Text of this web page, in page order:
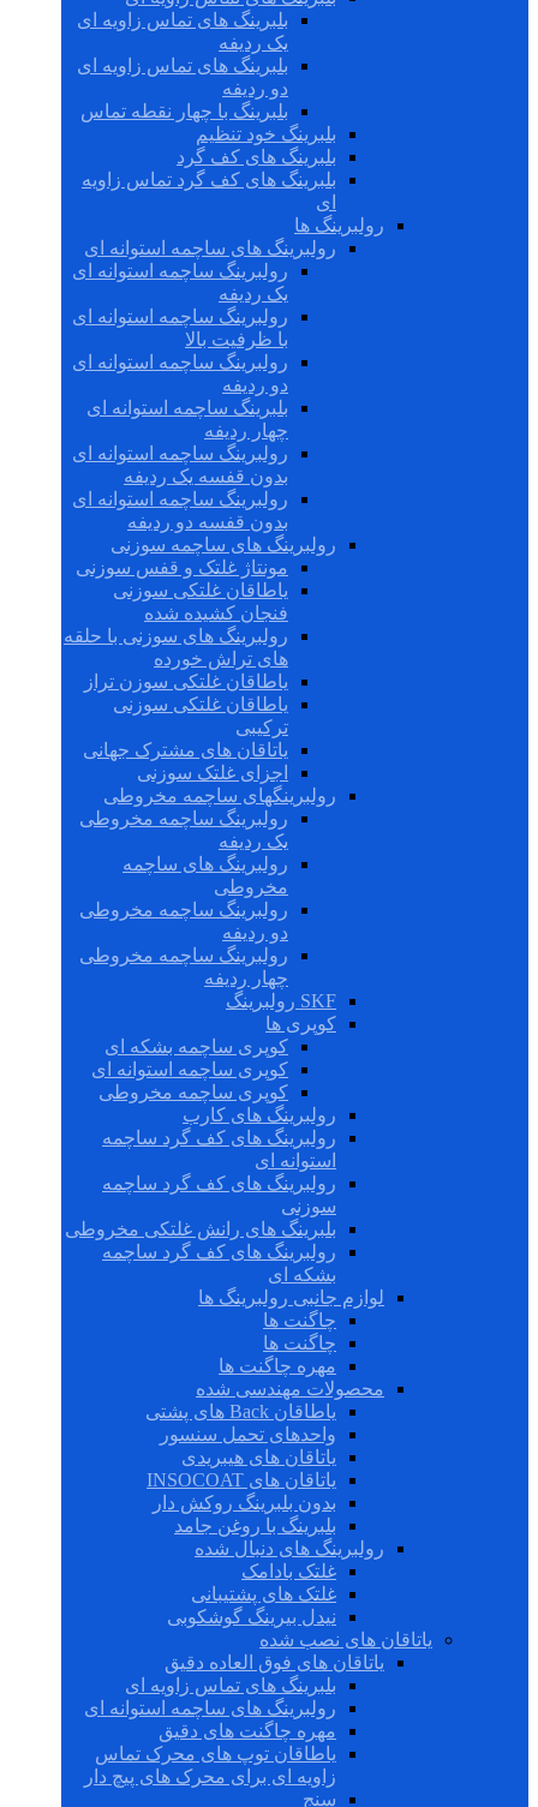
بلبرینگ های تماس زاویه ای
یک ردیفه
بلبرینگ های تماس زاویه ای
دو ردیفه
بلبرینگ با چهار نقطه تماس
بلبرینگ خود تنظیم
بلبرینگ های کف گرد
بلبرینگ های کف گرد تماس زاویه
ای
رولبرینگ ها
رولبرینگ های ساچمه استوانه ای
رولبرینگ ساچمه استوانه ای
یک ردیفه
رولبرینگ ساچمه استوانه ای
با ظرفیت بالا
رولبرینگ ساچمه استوانه ای
دو ردیفه
بلبرینگ ساچمه استوانه ای
چهار ردیفه
رولبرینگ ساچمه استوانه ای
بدون قفسه یک ردیفه
رولبرینگ ساچمه استوانه ای
بدون قفسه دو ردیفه
رولبرینگ های ساچمه سوزنی
مونتاژ غلتک و قفس سوزنی
یاطاقان غلتکی سوزنی
فنجان کشیده شده
رولبرینگ های سوزنی با حلقه
های تراش خورده
یاطاقان غلتکی سوزن تراز
یاطاقان غلتکی سوزنی
ترکیبی
یاتاقان های مشترک جهانی
اجزای غلتک سوزنی
رولبرینگهای ساچمه مخروطی
رولبرینگ ساچمه مخروطی
یک ردیفه
رولبرینگ های ساچمه
مخروطی
رولبرینگ ساچمه مخروطی
دو ردیفه
رولبرینگ ساچمه مخروطی
چهار ردیفه
SKF رولبرینگ
کوپری ها
کوپری ساچمه بشکه ای
کوپری ساچمه استوانه ای
کوپری ساچمه مخروطی
رولبرینگ های کارب
رولبرینگ های کف گرد ساچمه
استوانه ای
رولبرینگ های کف گرد ساچمه
سوزنی
بلبرینگ های رانش غلتکی مخروطی
رولبرینگ های کف گرد ساچمه
بشکه ای
لوازم جانبی رولبرینگ ها
چاگنت ها
چاگنت ها
مهره چاگنت ها
محصولات مهندسی شده
یاطاقان Back های پشتی
واحدهای تحمل سنسور
یاتاقان های هیبریدی
یاتاقان های INSOCOAT
بدون بلبرینگ روکش دار
بلبرینگ با روغن جامد
رولبرینگ های دنبال شده
غلتک بادامک
غلتک های پشتیبانی
نیدل بیرینگ گوشکوبی
یاتاقان های نصب شده
یاتاقان های فوق العاده دقیق
بلبرینگ های تماس زاویه ای
رولبرینگ های ساچمه استوانه ای
مهره چاگنت های دقیق
یاطاقان توپ های محرک تماس
زاویه ای برای محرک های پیچ دار
سنج